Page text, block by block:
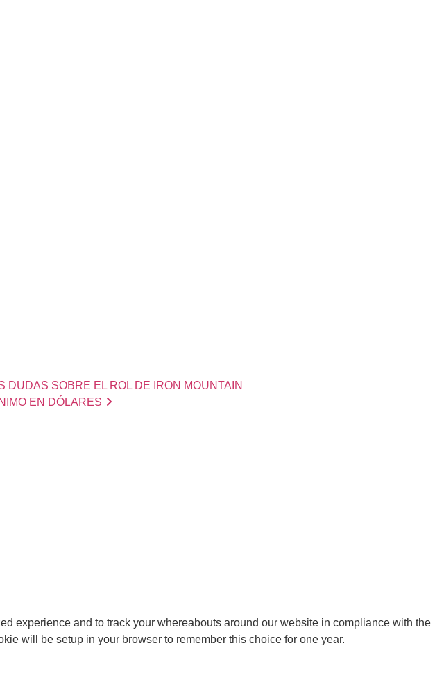
SOBRE EL ROL DE IRON MOUNTAIN
EN DÓLARES
experience and to track your whereabouts around our website in compliance with the
will be setup in your browser to remember this choice for one year.